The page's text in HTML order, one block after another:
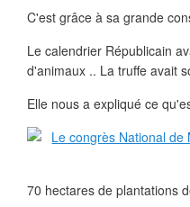
C'est grâce à sa grande
Le calendrier Républicain
d'animaux .. La truffe avait
Elle nous a expliqué ce
70 hectares de plantations